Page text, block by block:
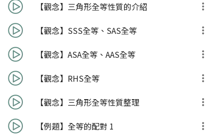
【觀念】三角形全等性質的介紹
【觀念】SSS全等、SAS全等
【觀念】ASA全等、AAS全等
【觀念】RHS全等
【觀念】三角形全等性質整理
【例題】全等的配對 1